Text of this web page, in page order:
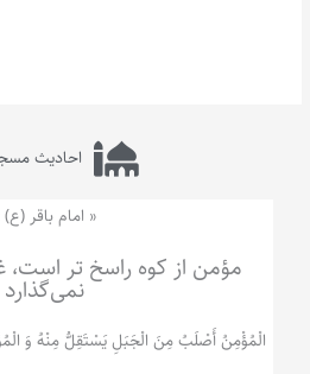
احادیث
« امام باقر
مؤمن از کوه راسخ تر است،
نمی‌گذارد
الْمُؤْمِنُ‌ أَصْلَبُ‌ مِنَ‌ الْجَبَلِ‌ یَسْتَقِلُّ مِنْهُ وَ